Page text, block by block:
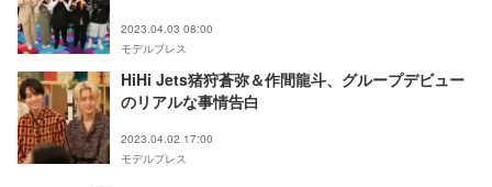
2023.04.03 08:00
モデルプレス
HiHi Jets猪狩蒼弥＆作間龍斗、グループデビュー
のリアルな事情告白
2023.04.02 17:00
モデルプレス